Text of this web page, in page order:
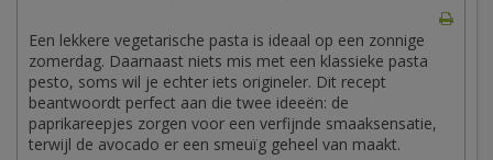
Een lekkere vegetarische pasta is ideaal op een zonnige
zomerdag. Daarnaast niets mis met een klassieke pasta
pesto, soms wil je echter iets origineler. Dit recept
beantwoordt perfect aan die twee ideeën: de
paprikareepjes zorgen voor een verfijnde smaaksensatie,
terwijl de avocado er een smeuïg geheel van maakt.